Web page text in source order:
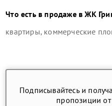
Что есть в продаже вЖК
квартиры, коммерческие
Подписывайтесь и
пропозиции